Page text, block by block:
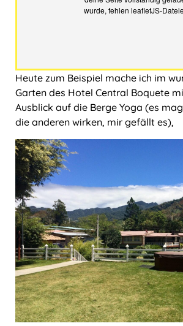
wurde, fehlen leafletJS-
Heute zum Beispiel mache ich im
Garten des Hotel Central Boquete
Ausblick auf die Berge Yoga (es
die anderen wirken, mir gefällt es),